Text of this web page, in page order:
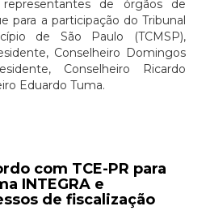
de órgãos de
para a participação do Tribunal
de São Paulo (TCMSP),
Conselheiro Domingos
Conselheiro Ricardo
Eduardo Tuma.
com TCE-PR para
INTEGRA e
de fiscalização